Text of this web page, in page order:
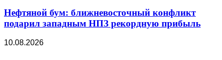
Нефтяной бум: ближневосточный конфликт
подарил западным НПЗ рекордную прибыль
10.08.2026